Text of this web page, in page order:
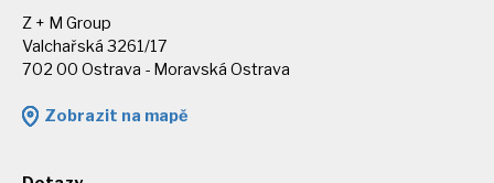
Z + M Group
Valchařská 3261/17
702 00 Ostrava - Moravská Ostrava
Zobrazit na mapě